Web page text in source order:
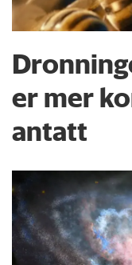
er mer
antatt